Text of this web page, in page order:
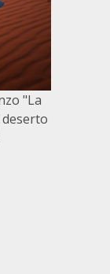
"La